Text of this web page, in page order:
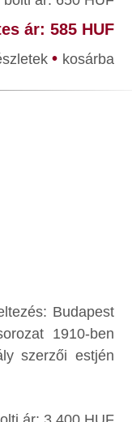
ár: 585 HUF
• kosárba
Budapest
1910-ben
szerzői estjén